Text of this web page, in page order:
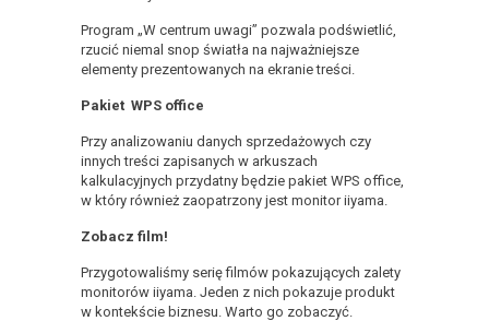
Program „W centrum uwagi” pozwala podświetlić,
rzucić niemal snop światła na najważniejsze
elementy prezentowanych na ekranie treści.
Pakiet WPS office
Przy analizowaniu danych sprzedażowych czy
innych treści zapisanych w arkuszach
kalkulacyjnych przydatny będzie pakiet WPS office,
w który również zaopatrzony jest monitor iiyama.
Zobacz film!
Przygotowaliśmy serię filmów pokazujących zalety
monitorów iiyama. Jeden z nich pokazuje produkt
w kontekście biznesu. Warto go zobaczyć.